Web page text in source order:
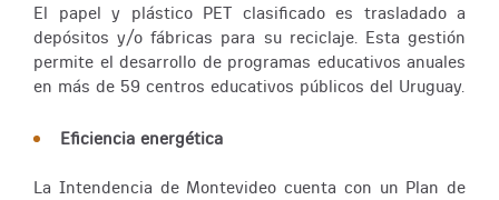
El papel y plástico PET clasificado es trasladado a
depósitos y/o fábricas para su reciclaje. Esta gestión
permite el desarrollo de programas educativos anuales
en más de 59 centros educativos públicos del Uruguay.
Eficiencia energética
La Intendencia de Montevideo cuenta con un Plan de